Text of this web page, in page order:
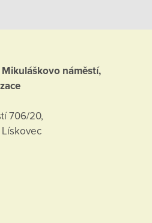
náměstí,
706/20,